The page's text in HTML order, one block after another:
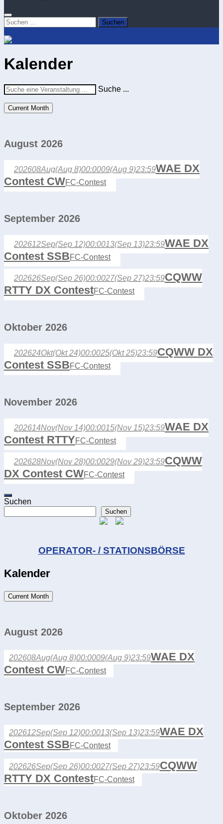
Suchen
nach:
Kalender
Suche ...
Current Month
August 2026
202608Aug(Aug 8)00:0009(Aug 9)23:59WAE DX
Contest CWFC-Contest
September 2026
202612Sep(Sep 12)00:0013(Sep 13)23:59WAE DX
Contest SSBFC-Contest
202626Sep(Sep 26)00:0027(Sep 27)23:59CQWW
RTTY DX ContestFC-Contest
Oktober 2026
202624Okt(Okt 24)00:0025(Okt 25)23:59CQWW DX
Contest SSBFC-Contest
November 2026
202614Nov(Nov 14)00:0015(Nov 15)23:59WAE DX
Contest RTTYFC-Contest
202628Nov(Nov 28)00:0029(Nov 29)23:59CQWW
DX Contest CWFC-Contest
Suchen
Suchen
OPERATOR- / STATIONSBÖRSE
Kalender
Current Month
August 2026
202608Aug(Aug 8)00:0009(Aug 9)23:59WAE DX
Contest CWFC-Contest
September 2026
202612Sep(Sep 12)00:0013(Sep 13)23:59WAE DX
Contest SSBFC-Contest
202626Sep(Sep 26)00:0027(Sep 27)23:59CQWW
RTTY DX ContestFC-Contest
Oktober 2026